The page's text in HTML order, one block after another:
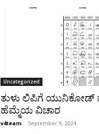
Uncategorized
ತುಳು ಲಿಪಿಗೆ ಯುನಿಕೋಡ್
ಹೆಮ್ಮೆಯ ವಿಚಾರ
v4team - September 9, 2024